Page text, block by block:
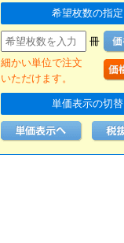
希望枚数の指定
冊
細かい単位で注文
いただけます。
単価表示の切替